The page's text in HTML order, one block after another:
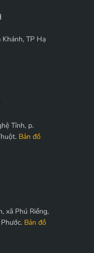
TP Hạ
Tĩnh, p.
Bản đồ
xã Phú Riềng,
Bản đồ